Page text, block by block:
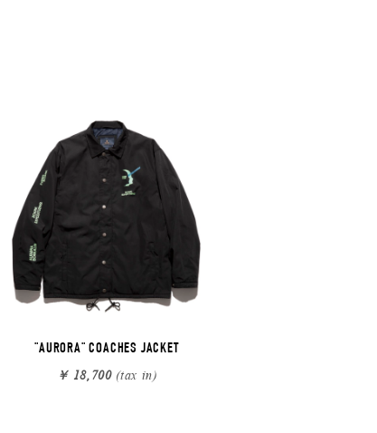
"AURORA" COACHES JACKET
￥ 18,700(tax in)